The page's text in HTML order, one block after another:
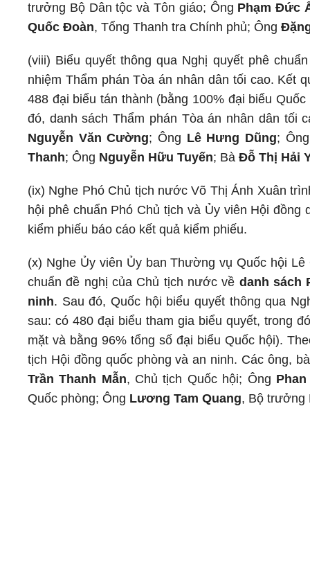
trưởng Bộ Dân tộc và Tôn giáo; Ông Phạm Đức
Quốc Đoàn, Tổng Thanh tra Chính phủ; Ông
(viii) Biểu quyết thông qua Nghị quyết phê
nhiệm Thẩm phán Tòa án nhân dân tối cao. Kết
488 đại biểu tán thành (bằng 100% đại biểu
đó, danh sách Thẩm phán Tòa án nhân dân tối
Nguyễn Văn Cường; Ông Lê Hưng Dũng;
Thanh; Ông Nguyễn Hữu Tuyến; Bà Đỗ Thị Hải
(ix) Nghe Phó Chủ tịch nước Võ Thị Ánh Xuân
hội phê chuẩn Phó Chủ tịch và Ủy viên Hội
kiểm phiếu báo cáo kết quả kiểm phiếu.
(x) Nghe Ủy viên Ủy ban Thường vụ Quốc hội
chuẩn đề nghị của Chủ tịch nước về danh sách
ninh. Sau đó, Quốc hội biểu quyết thông qua
sau: có 480 đại biểu tham gia biểu quyết, trong
mặt và bằng 96% tổng số đại biểu Quốc hội).
tịch Hội đồng quốc phòng và an ninh. Các ông,
Trần Thanh Mẫn, Chủ tịch Quốc hội; Ông
Quốc phòng; Ông Lương Tam Quang, Bộ trưởng